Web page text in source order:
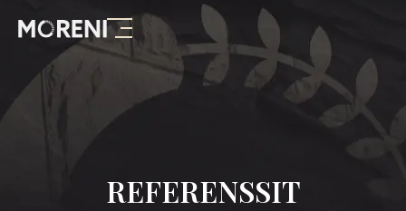
REFERENSSIT